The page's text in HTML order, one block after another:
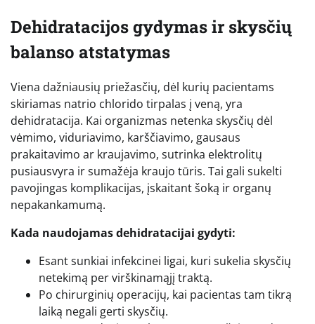
Dehidratacijos gydymas ir skysčių
balanso atstatymas
Viena dažniausių priežasčių, dėl kurių pacientams
skiriamas natrio chlorido tirpalas į veną, yra
dehidratacija. Kai organizmas netenka skysčių dėl
vėmimo, viduriavimo, karščiavimo, gausaus
prakaitavimo ar kraujavimo, sutrinka elektrolitų
pusiausvyra ir sumažėja kraujo tūris. Tai gali sukelti
pavojingas komplikacijas, įskaitant šoką ir organų
nepakankamumą.
Kada naudojamas dehidratacijai gydyti:
Esant sunkiai infekcinei ligai, kuri sukelia skysčių
netekimą per virškinamąjį traktą.
Po chirurginių operacijų, kai pacientas tam tikrą
laiką negali gerti skysčių.